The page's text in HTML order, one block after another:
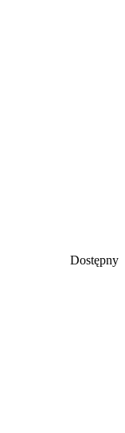
Dostępny